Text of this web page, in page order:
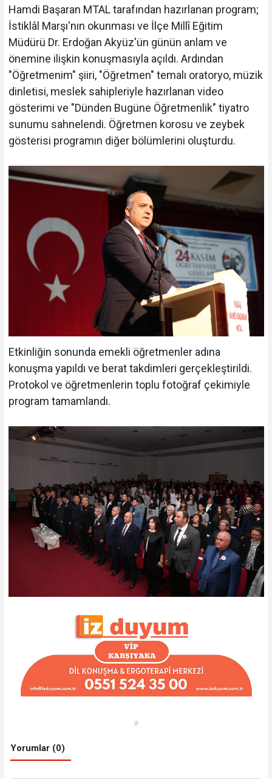
Hamdi Başaran MTAL tarafından hazırlanan program;
İstiklâl Marşı'nın okunması ve İlçe Millî Eğitim
Müdürü Dr. Erdoğan Akyüz'ün günün anlam ve
önemine ilişkin konuşmasıyla açıldı. Ardından
"Öğretmenim" şiiri, "Öğretmen" temalı oratoryo, müzik
dinletisi, meslek sahipleriyle hazırlanan video
gösterimi ve "Dünden Bugüne Öğretmenlik" tiyatro
sunumu sahnelendi. Öğretmen korosu ve zeybek
gösterisi programın diğer bölümlerini oluşturdu.
Etkinliğin sonunda emekli öğretmenler adına
konuşma yapıldı ve berat takdimleri gerçekleştirildi.
Protokol ve öğretmenlerin toplu fotoğraf çekimiyle
program tamamlandı.
#
Yorumlar (0)